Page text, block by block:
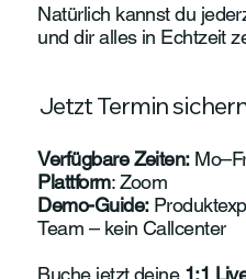
Natürlich kannst du
und dir alles in Echtzeit
Verfügbare Zeiten:
Plattform: Zoom
Demo-Guide:
Team – kein Callcenter
Buche jetzt deine 1:1
Jetzt Termin